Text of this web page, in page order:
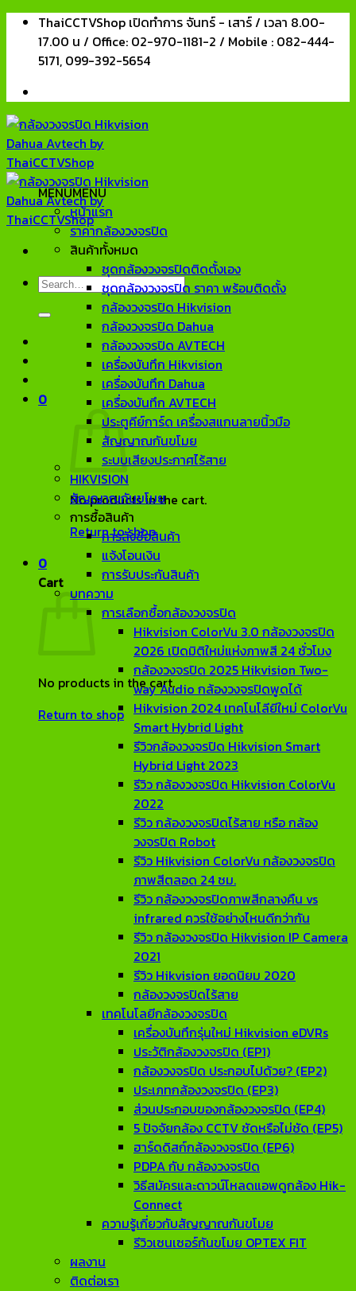
Skip
content
ThaiCCTVShop เปิดทำการ จันทร์ - เสาร์ / เวลา 8.00-
17.00 น / Office: 02-970-1181-2 / Mobile : 082-444-
5171, 099-392-5654
Search
0
No products in the cart.
Return to shop
0
Cart
No products in the cart.
Return to shop
MENUMENU
หน้าแรก
ราคากล้องวงจรปิด
สินค้าทั้งหมด
ชุดกล้องวงจรปิดติดตั้งเอง
ชุดกล้องวงจรปิด ราคา พร้อมติดตั้ง
กล้องวงจรปิด Hikvision
กล้องวงจรปิด Dahua
กล้องวงจรปิด AVTECH
เครื่องบันทึก Hikvision
เครื่องบันทึก Dahua
เครื่องบันทึก AVTECH
ประตูคีย์การ์ด เครื่องสแกนลายนิ้วมือ
สัญญาณกันขโมย
ระบบเสียงประกาศไร้สาย
HIKVISION
สัญญาณกันขโมย
การซื้อสินค้า
การสั่งซื้อสินค้า
แจ้งโอนเงิน
การรับประกันสินค้า
บทความ
การเลือกซื้อกล้องวงจรปิด
Hikvision ColorVu 3.0 กล้องวงจรปิด
2026 เปิดมิติใหม่แห่งภาพสี 24 ชั่วโมง
กล้องวงจรปิด 2025 Hikvision Two-
way Audio กล้องวงจรปิดพูดได้
Hikvision 2024 เทคโนโลียีใหม่ ColorVu
Smart Hybrid Light
รีวิวกล้องวงจรปิด Hikvision Smart
Hybrid Light 2023
รีวิว กล้องวงจรปิด Hikvision ColorVu
2022
รีวิว กล้องวงจรปิดไร้สาย หรือ กล้อง
วงจรปิด Robot
รีวิว Hikvision ColorVu กล้องวงจรปิด
ภาพสีตลอด 24 ชม.
รีวิว กล้องวงจรปิดภาพสีกลางคืน vs
infrared ควรใช้อย่างไหนดีกว่ากัน
รีวิว กล้องวงจรปิด Hikvision IP Camera
2021
รีวิว Hikvision ยอดนิยม 2020
กล้องวงจรปิดไร้สาย
เทคโนโลยีกล้องวงจรปิด
เครื่องบันทึกรุ่นใหม่ Hikvision eDVRs
ประวัติกล้องวงจรปิด (EP1)
กล้องวงจรปิด ประกอบไปด้วย? (EP2)
ประเภทกล้องวงจรปิด (EP3)
ส่วนประกอบของกล้องวงจรปิด (EP4)
5 ปัจจัยกล้อง CCTV ชัดหรือไม่ชัด (EP5)
ฮาร์ดดิสก์กล้องวงจรปิด (EP6)
PDPA กับ กล้องวงจรปิด
วิธีสมัครและดาวน์โหลดแอพดูกล้อง Hik-
Connect
ความรู้เกี่ยวกับสัญญาณกันขโมย
รีวิวเซนเซอร์กันขโมย OPTEX FIT
ผลงาน
ติดต่อเรา